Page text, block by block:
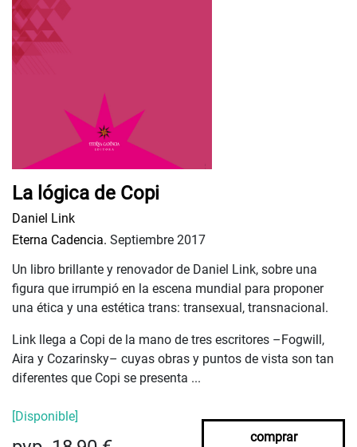
La lógica de Copi
Daniel Link
Eterna Cadencia. Septiembre 2017
Un libro brillante y renovador de Daniel Link, sobre una
figura que irrumpió en la escena mundial para proponer
una ética y una estética trans: transexual, transnacional.
Link llega a Copi de la mano de tres escritores –Fogwill,
Aira y Cozarinsky– cuyas obras y puntos de vista son tan
diferentes que Copi se presenta ...
[Disponible]
comprar